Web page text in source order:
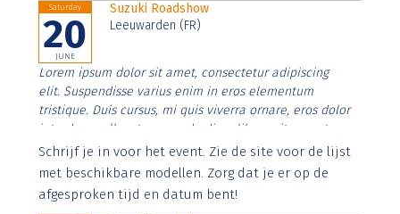
Saturday
20
JUNE
Suzuki Roadshow
Leeuwarden (FR)
Lorem ipsum dolor sit amet, consectetur adipiscing
elit. Suspendisse varius enim in eros elementum
tristique. Duis cursus, mi quis viverra ornare, eros dolor
interdum nulla, ut commodo diam libero vitae erat.
Aenean faucibus nibh et justo cursus id rutrum lorem
imperdiet. Nunc ut sem vitae risus tristique posuere.
Schrijf je in voor het event. Zie de site voor de lijst
met beschikbare modellen. Zorg dat je er op de
afgesproken tijd en datum bent!